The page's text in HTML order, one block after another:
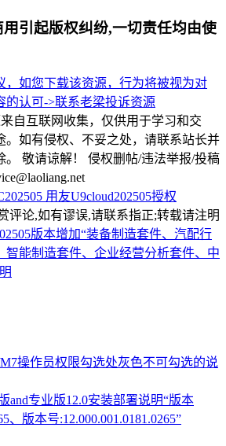
引起版权纠纷,一切责任均由使
，如您下载该资源，行为将被视为对
的认可->联系老梁投诉资源
自互联网收集，仅供用于学习和交
。如有侵权、不妥之处，请联系站长并
。 敬请谅解！ 侵权删帖/违法举报/投稿
用友U9cloud202505授权
评论,如有谬误,请联系指正;转载请注明
版本增加“装备制造套件、汽配行
智能制造套件、企业经营分析套件、中
操作员权限勾选处灰色不可勾选的说
and专业版12.0安装部署说明“版本
、版本号:12.000.001.0181.0265”